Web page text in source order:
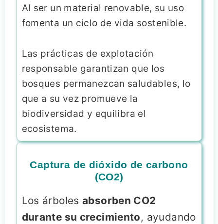
Al ser un material renovable, su uso
fomenta un ciclo de vida sostenible.
Las prácticas de explotación
responsable garantizan que los
bosques permanezcan saludables, lo
que a su vez promueve la
biodiversidad y equilibra el
ecosistema.
Captura de dióxido de carbono
(CO2)
Los árbolesabsorben CO2
durante su crecimiento, ayudando